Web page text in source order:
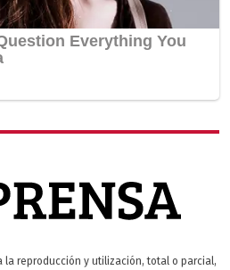
la reproducción y utilización, total o parcial,